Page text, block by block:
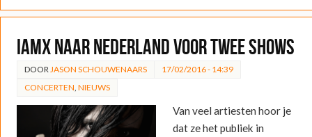
IAMX naar Nederland voor twee shows
DOOR JASON SCHOUWENAARS
17/02/2016 - 14:39
CONCERTEN NIEUWS
Van veel artiesten hoor je
dat ze het publiek in